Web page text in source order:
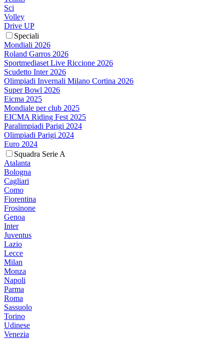
Sci
Volley
Drive UP
Speciali
Mondiali 2026
Roland Garros 2026
Sportmediaset Live Riccione 2026
Scudetto Inter 2026
Olimpiadi Invernali Milano Cortina 2026
Super Bowl 2026
Eicma 2025
Mondiale per club 2025
EICMA Riding Fest 2025
Paralimpiadi Parigi 2024
Olimpiadi Parigi 2024
Euro 2024
Squadra Serie A
Atalanta
Bologna
Cagliari
Como
Fiorentina
Frosinone
Genoa
Inter
Juventus
Lazio
Lecce
Milan
Monza
Napoli
Parma
Roma
Sassuolo
Torino
Udinese
Venezia